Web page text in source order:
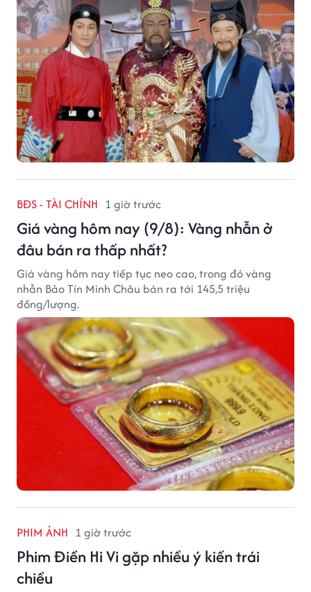
BĐS - TÀI CHÍNH 1 giờ trước
Giá vàng hôm nay (9/8): Vàng nhẫn ở
đâu bán ra thấp nhất?
Giá vàng hôm nay tiếp tục neo cao, trong đó vàng
nhẫn Bảo Tín Minh Châu bán ra tới 145,5 triệu
đồng/lượng.
PHIM ẢNH 1 giờ trước
Phim Điền Hi Vi gặp nhiều ý kiến trái
chiều